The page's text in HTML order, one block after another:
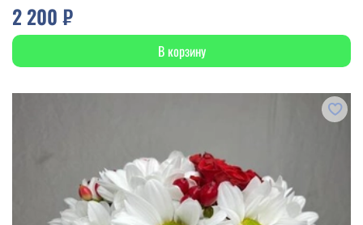
2 200 ₽
В корзину